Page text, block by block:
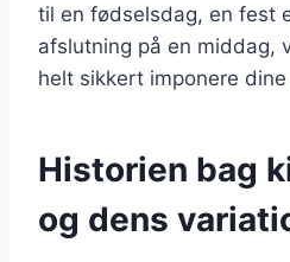
til en fødselsdag, en fest
afslutning på en middag,
helt sikkert imponere
Historien bag
og dens